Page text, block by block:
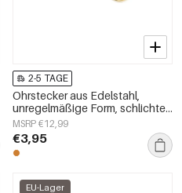
2-5 TAGE
Ohrstecker aus Edelstahl,
unregelmäßige Form, schlichte
Alltags-Serie, Damenschmuck
MSRP €12,99
€3,95
EU-Lager